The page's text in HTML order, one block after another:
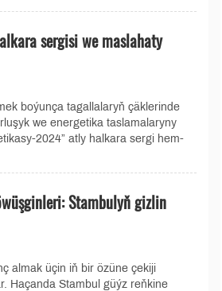
sergisi we maslahaty
boýunça tagallalaryň çäklerinde
we energetika taslamalaryny
2024” atly halkara sergi hem-
Stambulyň gizlin
almak üçin iň bir özüne çekiji
Haçanda Stambul güýz reňkine